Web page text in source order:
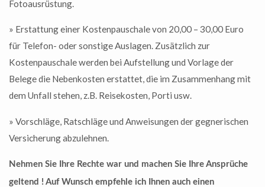
Fotoausrüstung.
» Erstattung einer Kostenpauschale von 20,00 – 30,00 Euro
für Telefon- oder sonstige Auslagen. Zusätzlich zur
Kostenpauschale werden bei Aufstellung und Vorlage der
Belege die Nebenkosten erstattet, die im Zusammenhang mit
dem Unfall stehen, z.B. Reisekosten, Porti usw.
» Vorschläge, Ratschläge und Anweisungen der gegnerischen
Versicherung abzulehnen.
Nehmen Sie Ihre Rechte war und machen Sie Ihre Ansprüche
geltend ! Auf Wunsch empfehle ich Ihnen auch einen